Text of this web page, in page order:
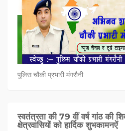
पुलिस चौकी प्रभारी मंगरौनी
स्वतंत्रता की 79 वीं वर्ष गांठ की
क्षेत्रवासियों को हार्दिक शुभकामनऐं